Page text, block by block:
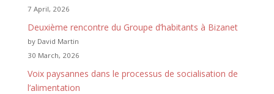
7 April, 2026
Deuxième rencontre du Groupe d’habitants à Bizanet
by David Martin
30 March, 2026
Voix paysannes dans le processus de socialisation de
l’alimentation